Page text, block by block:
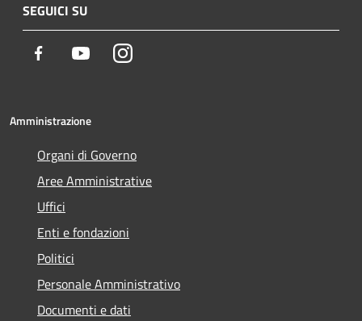
SEGUICI SU
Facebook YoutubeInstagram
Amministrazione
Organi di Governo
Aree Amministrative
Uffici
Enti e fondazioni
Politici
Personale Amministrativo
Documenti e dati